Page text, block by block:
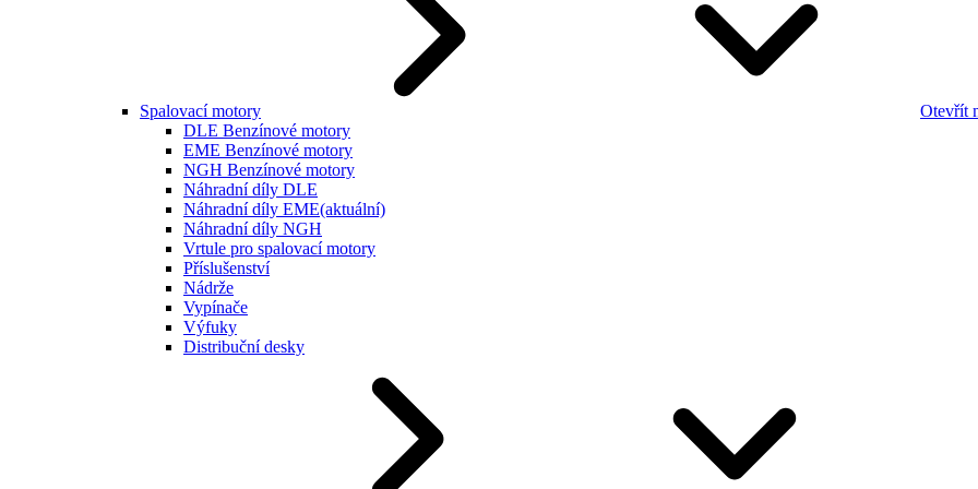
Spalovací motory
Otevřít
DLE Benzínové motory
EME Benzínové motory
NGH Benzínové motory
Náhradní díly DLE
Náhradní díly EME(aktuální)
Náhradní díly NGH
Vrtule pro spalovací motory
Příslušenství
Nádrže
Vypínače
Výfuky
Distribuční desky